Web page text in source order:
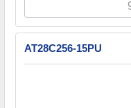
AT28C256-15PU